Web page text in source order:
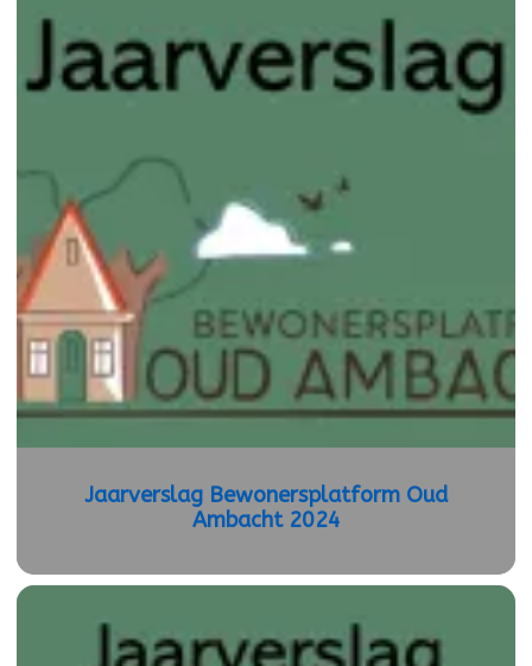
Jaarverslag Bewonersplatform Oud
Ambacht 2024